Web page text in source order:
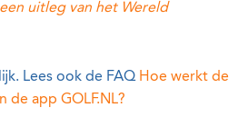
uitleg van het Wereld
Lees ook de FAQ Hoe werkt de
de app GOLF.NL?